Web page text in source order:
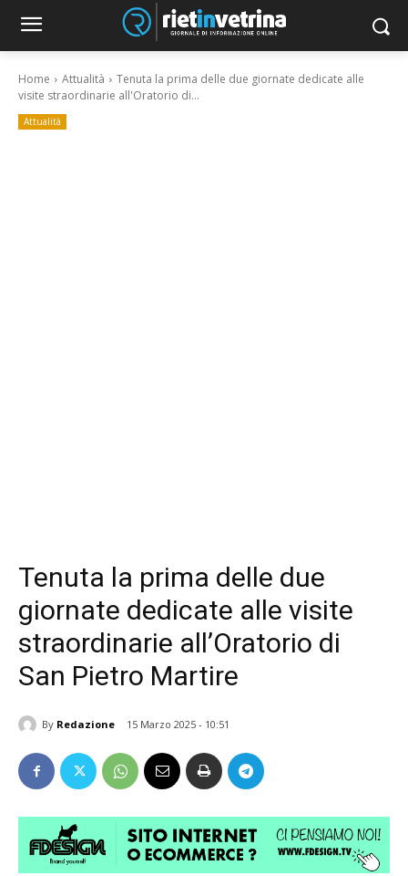
Home Attualità
Tenuta la prima delle due giornate dedicate alle
visite straordinarie all'Oratorio di...
Attualità
Tenuta la prima delle due
giornate dedicate alle visite
straordinarie all’Oratorio di
San Pietro Martire
By Redazione 15 Marzo 2025 - 10:51